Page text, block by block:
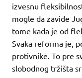
izvesnu
mogle da zavide
tome kada je od
Svaka reforma je,
protivnike. To pre
slobodnog tržišta